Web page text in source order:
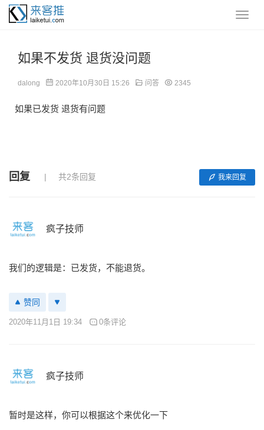
如果不发货 退货没问题
dalong 2020年10月30日 15:26 问答 2345
如果已发货 退货有问题
回复 共2条回复 我来回复
疯子技师
我们的逻辑是：已发货，不能退货。
赞同
2020年11月1日 19:34 0条评论
疯子技师
暂时是这样，你可以根据这个来优化一下